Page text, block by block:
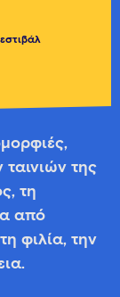
της
τη
από
φιλία, την